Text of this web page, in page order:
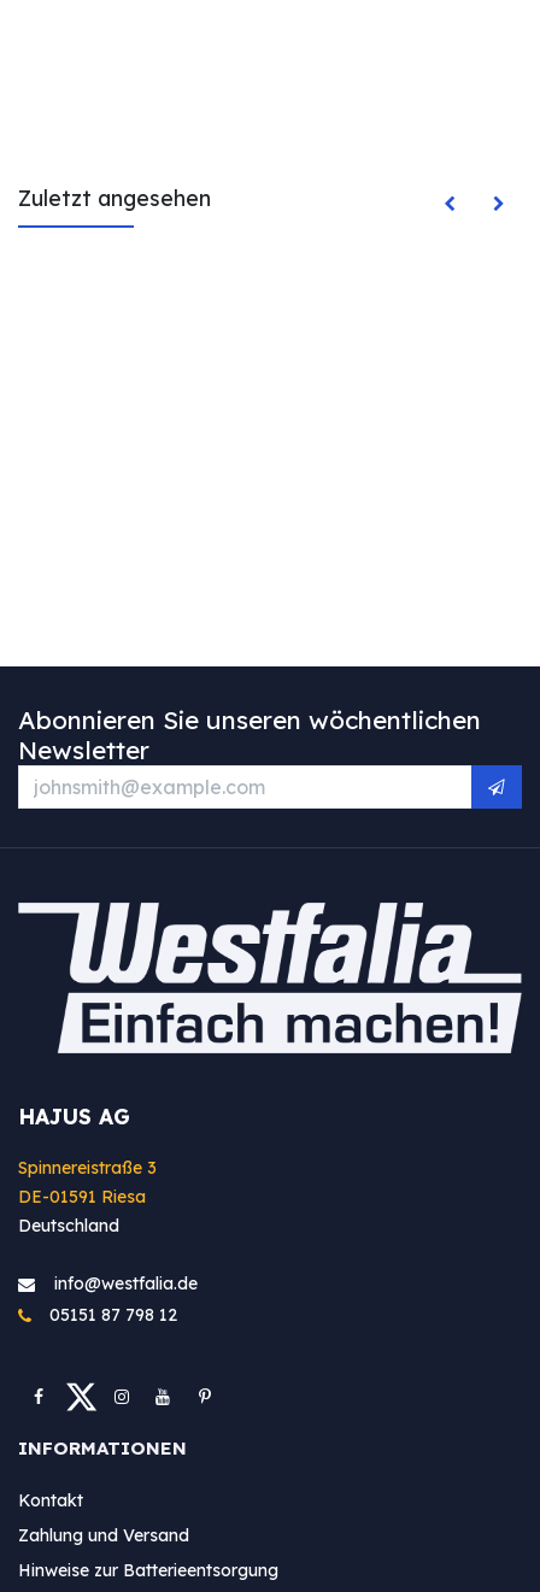
Zuletzt angesehen
Abonnieren Sie unseren wöchentlichen
Newsletter
HAJUS AG
Spinnereistraße 3
DE-01591 Riesa
Deutschland
info@westfa​lia.de
05151 87 798 12
INFORMATIONEN
Kontakt
Zahlung und Versand
Hinweise zur Batterieentsorgung